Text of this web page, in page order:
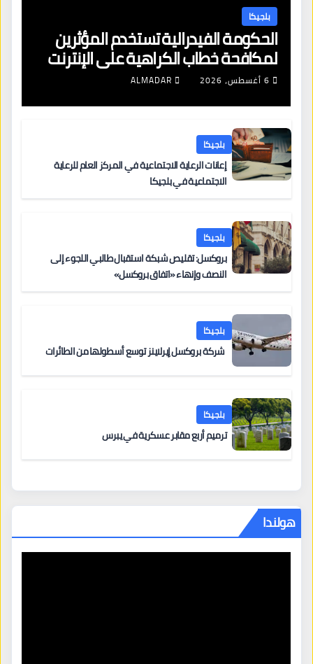
بلجيكا
الحكومة الفيدرالية تستخدم المؤثرين
لمكافحة خطاب الكراهية على الإنترنت
6 أغسطس، 2026 ALMADAR
بلجيكا
إعانات الرعاية الاجتماعية في المركز العام للرعاية
الاجتماعية في بلجيكا
بلجيكا
بروكسل: تقليص شبكة استقبال طالبي اللجوء إلى
النصف وإنهاء «اتفاق بروكسل»
بلجيكا
شركة بروكسل إيرلاينز توسع أسطولها من الطائرات
بلجيكا
ترميم أربع مقابر عسكرية في يبرس
هولندا